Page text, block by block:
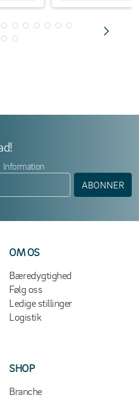
Information
ABONNER
OM OS
Bæredygtighed
Følg oss
Ledige stillinger
Logistik
SHOP
Branche